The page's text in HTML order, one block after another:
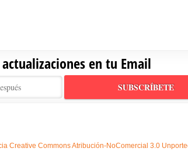
actualizaciones en tu Email
Creative Commons Atribución-NoComercial 3.0